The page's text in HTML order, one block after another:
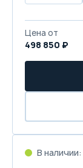
Цена от
498 850 ₽
В наличии: